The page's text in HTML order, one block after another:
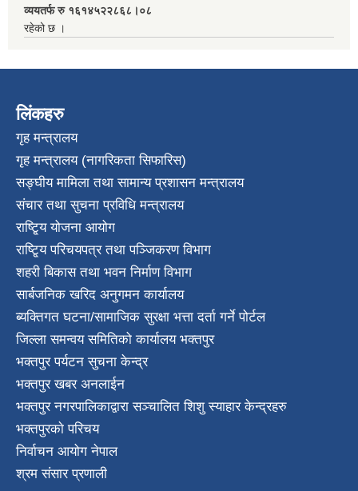
व्ययतर्फ रु १६१४५२२८६८।०८
रहेको छ ।
लिंकहरु
गृह मन्त्रालय
गृह मन्त्रालय (नागरिकता सिफारिस)
सङ्घीय मामिला तथा सामान्य प्रशासन मन्त्रालय
संचार तथा सुचना प्रविधि मन्त्रालय
राष्टि्ृय योजना आयोग
राष्टि्ृय परिचयपत्र तथा पञ्जिकरण विभाग
शहरी बिकास तथा भवन निर्माण विभाग
सार्बजनिक खरिद अनुगमन कार्यालय
ब्यक्तिगत घटना/सामाजिक सुरक्षा भत्ता दर्ता गर्ने पोर्टल
जिल्ला समन्वय समितिको कार्यालय भक्तपुर
भक्तपुर पर्यटन सुचना केन्द्र
भक्तपुर खबर अनलाईन
भक्तपुर नगरपालिकाद्वारा सञ्चालित शिशु स्याहार केन्द्रहरु
भक्तपुरकाे परिचय
निर्वाचन आयोग नेपाल
श्रम संसार प्रणाली